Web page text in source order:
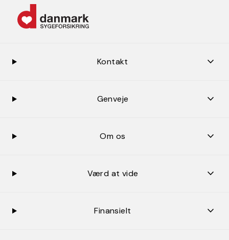
Kontakt
Genveje
Om os
Værd at vide
Finansielt